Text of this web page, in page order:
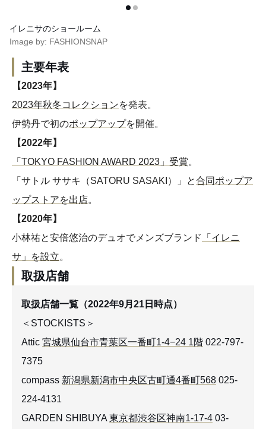
イレニサのショールーム
Image by: FASHIONSNAP
主要年表
【2023年】
2023年秋冬コレクションを発表。
伊勢丹で初のポップアップを開催。
【2022年】
「TOKYO FASHION AWARD 2023」受賞。
「サトル ササキ（SATORU SASAKI）」と合同ポップア
ップストアを出店。
【2020年】
小林祐と安倍悠治のデュオでメンズブランド
「イレニ
サ」を設立。
取扱店舗
取扱店舗一覧（2022年9月21日時点）
＜STOCKISTS＞
Attic 宮城県仙台市青葉区一番町1-4−24 1階 022-797-
7375
compass 新潟県新潟市中央区古町通4番町568 025-
224-4131
GARDEN SHIBUYA 東京都渋谷区神南1-17-4 03-